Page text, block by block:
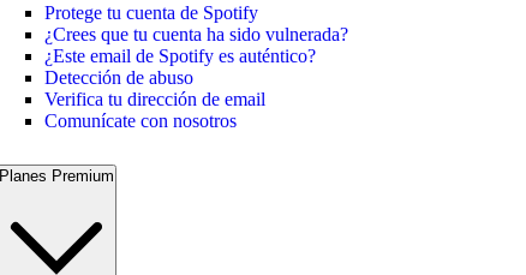
Protege tu cuenta de Spotify
¿Crees que tu cuenta ha sido vulnerada?
¿Este email de Spotify es auténtico?
Detección de abuso
Verifica tu dirección de email
Comunícate con nosotros
Planes Premium